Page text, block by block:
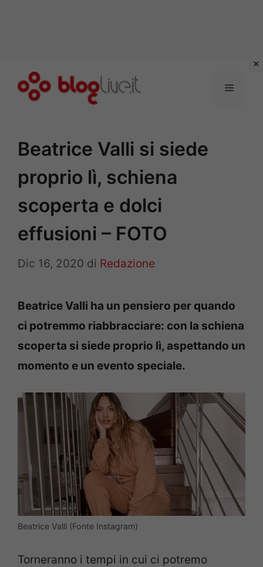
Menu
Beatrice Valli si siede
proprio lì, schiena
scoperta e dolci
effusioni – FOTO
Dic 16, 2020 di Redazione
Beatrice Valli ha un pensiero per quando
ci potremmo riabbracciare: con la schiena
scoperta si siede proprio lì, aspettando un
momento e un evento speciale.
Beatrice Valli (Fonte Instagram)
Torneranno i tempi in cui ci potremo